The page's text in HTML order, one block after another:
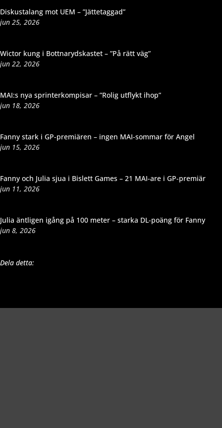
Diskustalang mot UEM – ”Jättetaggad”
jun 25, 2026
Wictor kung i Bottnarydskastet – ”På rätt väg”
jun 22, 2026
MAI:s nya sprinterkompisar – ”Rolig utflykt ihop”
jun 18, 2026
Fanny stark i GP-premiären – ingen MAI-sommar för Angel
jun 15, 2026
Fanny och Julia sjua i Bislett Games – 21 MAI-are i GP-premiär
jun 11, 2026
Julia äntligen igång på 100 meter – starka DL-poäng för Fanny
jun 8, 2026
Dela detta: